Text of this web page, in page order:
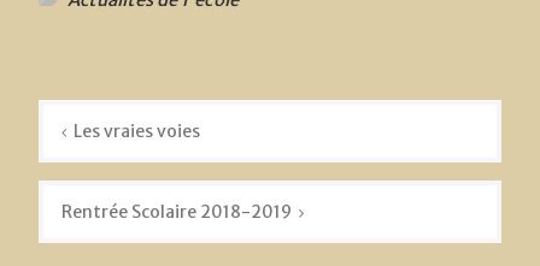
Navigation
de
l’article
Les vraies voies
Rentrée Scolaire 2018-2019